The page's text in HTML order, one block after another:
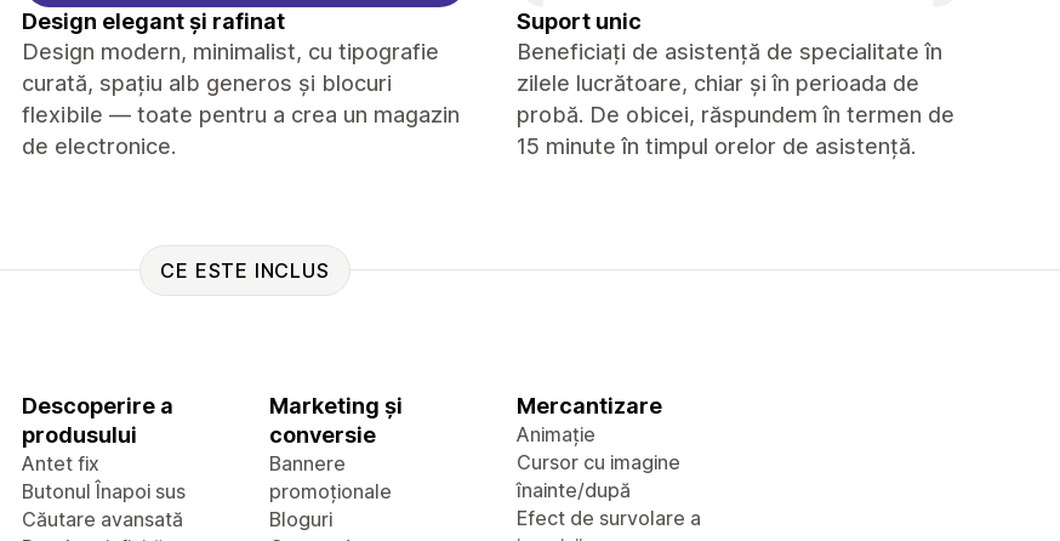
Design elegant și rafinat
Design modern, minimalist, cu tipografie
curată, spațiu alb generos și blocuri
flexibile — toate pentru a crea un magazin
de electronice.
Suport unic
Beneficiați de asistență de specialitate în
zilele lucrătoare, chiar și în perioada de
probă. De obicei, răspundem în termen de
15 minute în timpul orelor de asistență.
CE ESTE INCLUS
Descoperire a
produsului
Antet fix
Butonul Înapoi sus
Căutare avansată
Marketing și
conversie
Bannere
promoționale
Bloguri
Mercantizare
Animație
Cursor cu imagine
înainte/după
Efect de survolare a